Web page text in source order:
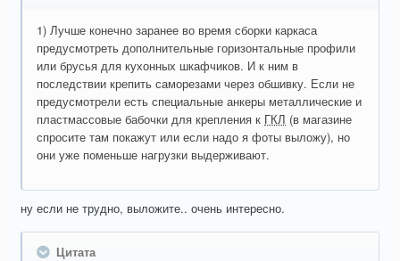
1) Лучше конечно заранее во время сборки каркаса
предусмотреть дополнительные горизонтальные профили
или брусья для кухонных шкафчиков. И к ним в
последствии крепить саморезами через обшивку. Если не
предусмотрели есть специальные анкеры металлические и
пластмассовые бабочки для крепления к ГКЛ (в магазине
спросите там покажут или если надо я фоты выложу), но
они уже поменьше нагрузки выдерживают.
ну если не трудно, выложите.. очень интересно.
Цитата